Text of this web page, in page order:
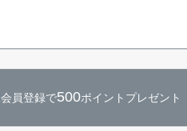
員登録で500ポイントプレゼント